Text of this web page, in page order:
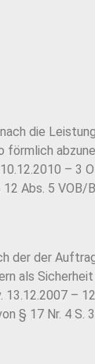
die
förmlich
– 3
Abs. 5 VOB/
der der
als
13.12.2007 –
§ 17 Nr. 4 S.